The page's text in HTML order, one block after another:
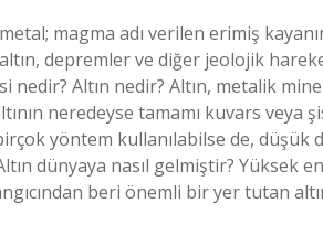
magma adı verilen erimiş
depremler ve diğer jeolojik
nedir? Altın nedir? Altın, metalik
neredeyse tamamı kuvars veya
yöntem kullanılabilse de, düşük
dünyaya nasıl gelmiştir? Yüksek
beri önemli bir yer tutan